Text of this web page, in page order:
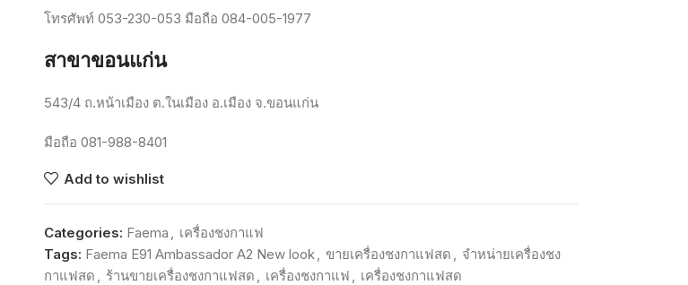
โทรศัพท์053-230-053 มือถือ 084-005-1977
สาขาขอนแก่น
543/4 ถ.หน้าเมือง ต.ในเมือง อ.เมือง จ.ขอนแก่น
มือถือ 081-988-8401
Add to wishlist
Categories: Faema , เครื่องชงกาแฟ
Tags: Faema E91 Ambassador A2 New look, ขายเครื่องชงกาแฟสด , จำหน่ายเครื่องชง
กาแฟสด , ร้านขายเครื่องชงกาแฟสด , เครื่องชงกาแฟ , เครื่องชงกาแฟสด